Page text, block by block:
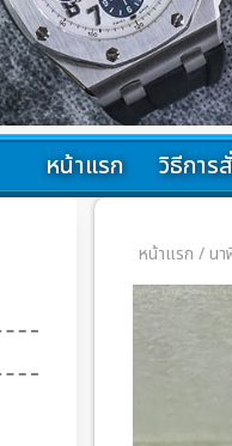
หน้าแรก วิธีการ
หน้าแรก / นา